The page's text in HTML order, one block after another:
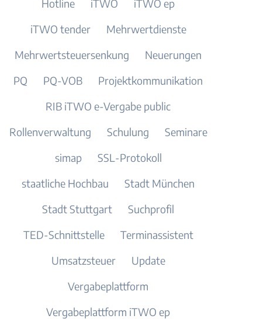
Hotline
iTWO
iTWO ep
iTWO tender
Mehrwertdienste
Mehrwertsteuersenkung
Neuerungen
PQ
PQ-VOB
Projektkommunikation
RIB iTWO e-Vergabe public
Rollenverwaltung
Schulung
Seminare
simap
SSL-Protokoll
staatliche Hochbau
Stadt München
Stadt Stuttgart
Suchprofil
TED-Schnittstelle
Terminassistent
Umsatzsteuer
Update
Vergabeplattform
Vergabeplattform iTWO ep